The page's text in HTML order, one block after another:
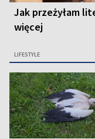
Jak przeżyłam
więcej
LIFESTYLE